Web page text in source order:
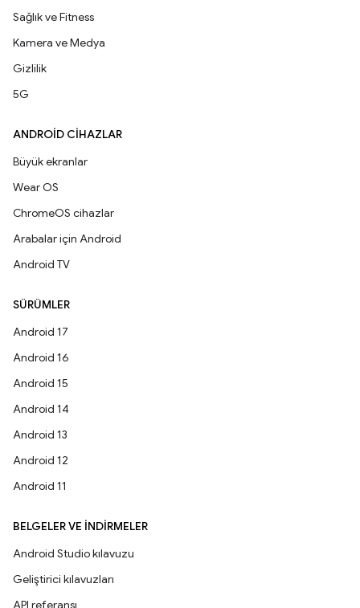
Sağlık ve Fitness
Kamera ve Medya
Gizlilik
5G
ANDROID CIHAZLAR
Büyük ekranlar
Wear OS
ChromeOS cihazlar
Arabalar için Android
Android TV
SÜRÜMLER
Android 17
Android 16
Android 15
Android 14
Android 13
Android 12
Android 11
BELGELER VE İNDIRMELER
Android Studio kılavuzu
Geliştirici kılavuzları
API referansı